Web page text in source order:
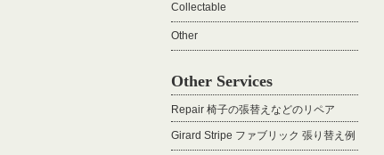
Collectable
Other
Other Services
Repair 椅子の張替えなどのリペア
Girard Stripe ファブリック 張り替え例